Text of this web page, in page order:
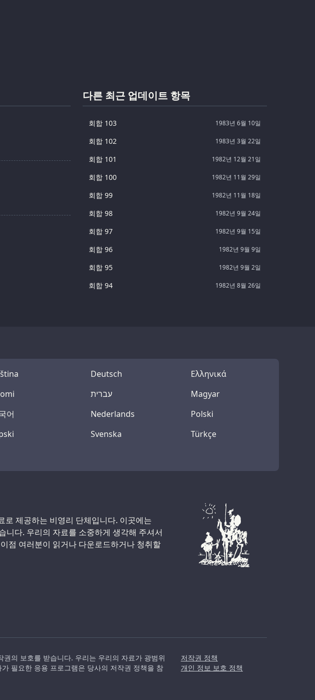
다른 최근 업데이트 항목
회합 103 1983년 6월 10일
회합 102 1983년 3월 22일
회합 101 1982년 12월 21일
회합 100 1982년 11월 29일
회합 99 1982년 11월 18일
회합 98 1982년 9월 24일
회합 97 1982년 9월 15일
회합 96 1982년 9월 9일
회합 95 1982년 9월 2일
회합 94 1982년 8월 26일
Deutsch
Ελληνικά
עברית
Magyar
어 Nederlands
Polski
Svenska
Türkçe
제공하는 비영리 단체입니다. 이곳에는
니다. 우리의 자료를 소중하게 생각해 주셔서
점 여러분이 읽거나 다운로드하거나 청취할
의 보호를 받습니다. 우리는 우리의 자료가 광범위
필요한 응용 프로그램은 당사의 저작권 정책을 참
저작권 정책
개인 정보 보호 정책